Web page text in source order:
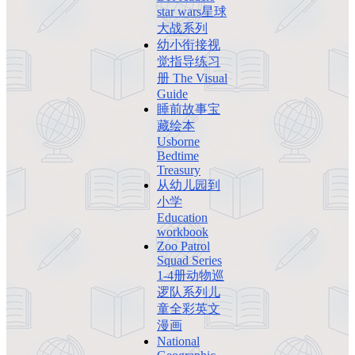
star wars星球
大战系列
幼小衔接视
觉指导练习
册 The Visual
Guide
睡前故事宝
藏绘本
Usborne
Bedtime
Treasury
从幼儿园到
小学
Education
workbook
Zoo Patrol
Squad Series
1-4册动物巡
逻队系列儿
童全彩英文
漫画
National